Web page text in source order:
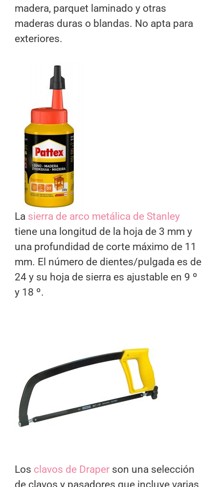
madera, parquet laminado y otras
maderas duras o blandas. No apta para
exteriores.
La sierra de arco metálica de Stanley
tiene una longitud de la hoja de 3 mm y
una profundidad de corte máximo de 11
mm. El número de dientes/pulgada es de
24 y su hoja de sierra es ajustable en 9 º
y 18 º.
Los clavos de Draper son una selección